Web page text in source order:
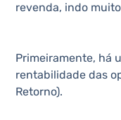
revenda, indo
Primeiramente, há
rentabilidade das
Retorno).